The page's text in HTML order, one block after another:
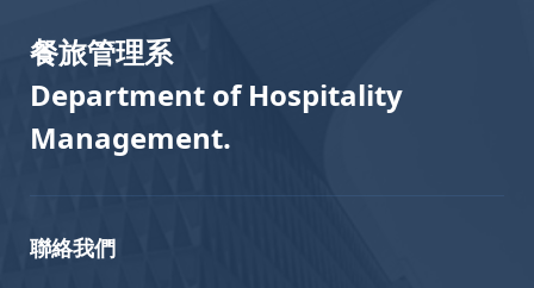
餐旅管理系
Department of Hospitality
Management.
聯絡我們